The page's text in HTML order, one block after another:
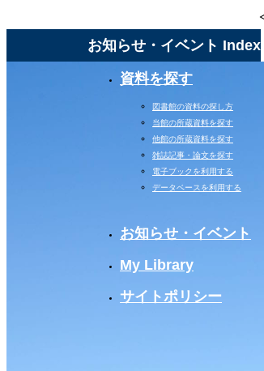
お知らせ・イベント Index
資料を探す
図書館の資料の探し方
当館の所蔵資料を探す
他館の所蔵資料を探す
雑誌記事・論文を探す
電子ブックを利用する
データベースを利用する
お知らせ・イベント
My Library
サイトポリシー